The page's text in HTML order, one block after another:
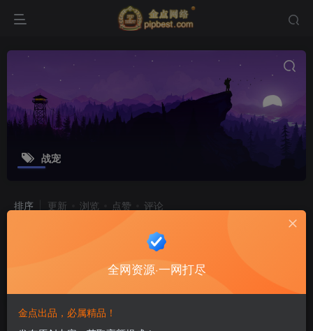
战宠
排序 更新 浏览 点赞 评论
传奇手游【最新二开幽冥传奇修改版】
极武尊幽冥WIN一键即玩服务端+战宠
+战鼓+星魂+汽车+神装+切割+运营后
游戏源码
全网资源·一网打尽
金点出品，必属精品！